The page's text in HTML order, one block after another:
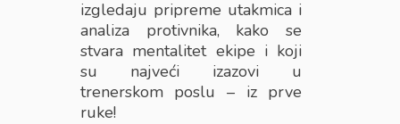
izgledaju pripreme utakmica i
analiza protivnika, kako se
stvara mentalitet ekipe i koji
su najveći izazovi u
trenerskom poslu – iz prve
ruke!